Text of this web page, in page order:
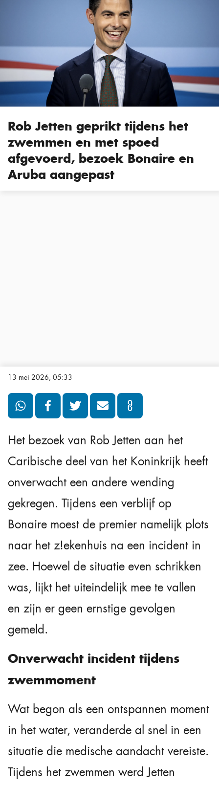
Rob Jetten geprikt tijdens het
zwemmen en met spoed
afgevoerd, bezoek Bonaire en
Aruba aangepast
13 mei 2026, 05:33
Het bezoek van Rob Jetten aan het
Caribische deel van het Koninkrijk heeft
onverwacht een andere wending
gekregen. Tijdens een verblijf op
Bonaire moest de premier namelijk plots
naar het z!ekenhuis na een incident in
zee. Hoewel de situatie even schrikken
was, lijkt het uiteindelijk mee te vallen
en zijn er geen ernstige gevolgen
gemeld.
Onverwacht incident tijdens
zwemmoment
Wat begon als een ontspannen moment
in het water, veranderde al snel in een
situatie die medische aandacht vereiste.
Tijdens het zwemmen werd Jetten